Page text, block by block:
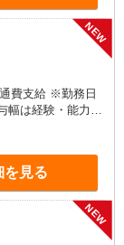
NEW
費支給 ※勤務日
を見る
NEW